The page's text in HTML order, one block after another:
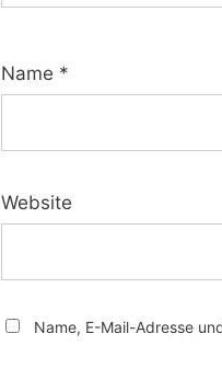
Name *
Website
Name, E-Mail-Adresse